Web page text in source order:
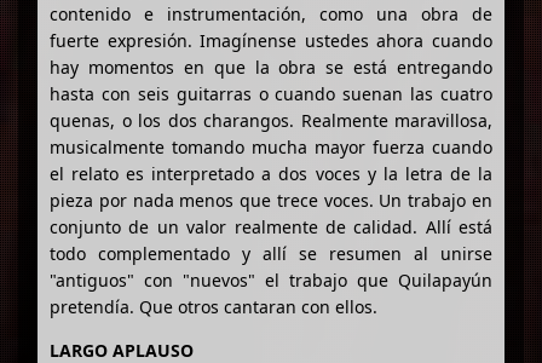
contenido e instrumentación, como una obra de
fuerte expresión. Imagínense ustedes ahora cuando
hay momentos en que la obra se está entregando
hasta con seis guitarras o cuando suenan las cuatro
quenas, o los dos charangos. Realmente maravillosa,
musicalmente tomando mucha mayor fuerza cuando
el relato es interpretado a dos voces y la letra de la
pieza por nada menos que trece voces. Un trabajo en
conjunto de un valor realmente de calidad. Allí está
todo complementado y allí se resumen al unirse
"antiguos" con "nuevos" el trabajo que Quilapayún
pretendía. Que otros cantaran con ellos.
LARGO APLAUSO